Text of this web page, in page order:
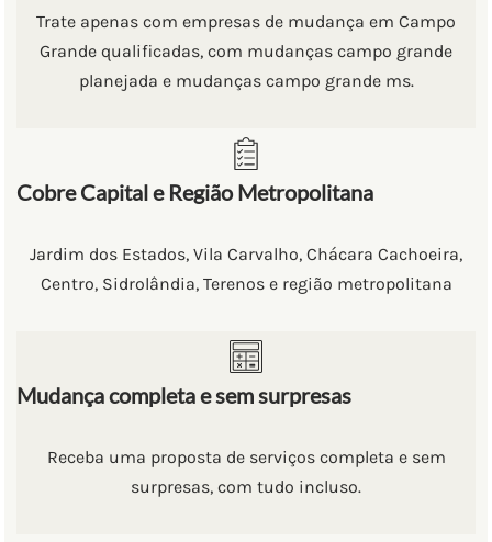
Trate apenas com empresas de mudança em Campo
Grande qualificadas, com mudanças campo grande
planejada e mudanças campo grande ms.
Cobre Capital e Região Metropolitana
Jardim dos Estados, Vila Carvalho, Chácara Cachoeira,
Centro, Sidrolândia, Terenos e região metropolitana
Mudança completa e sem surpresas
Receba uma proposta de serviços completa e sem
surpresas, com tudo incluso.